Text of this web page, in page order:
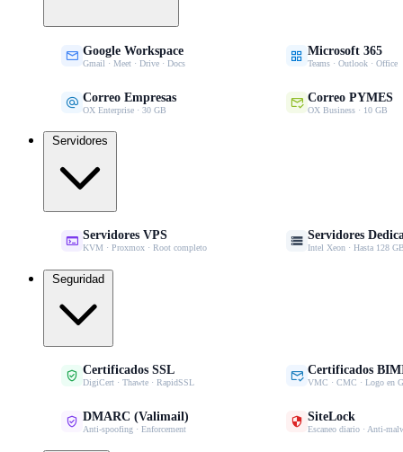
 Google Workspace
Gmail · Meet · Drive · Docs  Microsoft 365
Teams · Outlook · Office
 Correo Empresas
OX Enterprise · 30 GB  Correo PYMES
OX Business · 10 GB
Servidores
 Servidores VPS
KVM · Proxmox · Root completo  Servidores
Intel Xeon · Hasta 128
Seguridad
 Certificados SSL
DigiCert · Thawte · RapidSSL  Certificados
VMC · CMC · Logo en
 DMARC (Valimail)
Anti-spoofing · Enforcement  SiteLock
Escaneo diario · Anti-